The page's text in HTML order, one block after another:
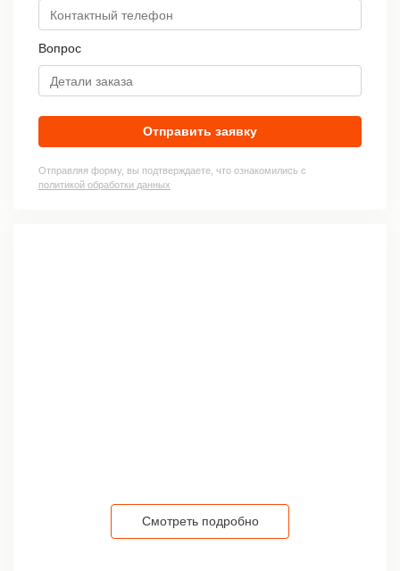
Вопрос
Отправить заявку
Отправляя форму, вы подтверждаете, что ознакомились с
политикой обработки данных
Смотреть подробно